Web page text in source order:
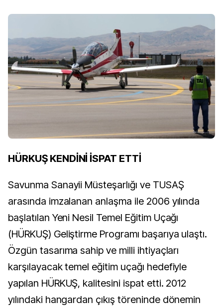
HÜRKUŞ KENDİNİ İSPAT ETTİ
Savunma Sanayii Müsteşarlığı ve TUSAŞ
arasında imzalanan anlaşma ile 2006 yılında
başlatılan Yeni Nesil Temel Eğitim Uçağı
(HÜRKUŞ) Geliştirme Programı başarıya ulaştı.
Özgün tasarıma sahip ve milli ihtiyaçları
karşılayacak temel eğitim uçağı hedefiyle
yapılan HÜRKUŞ, kalitesini ispat etti. 2012
yılındaki hangardan çıkış töreninde dönemin